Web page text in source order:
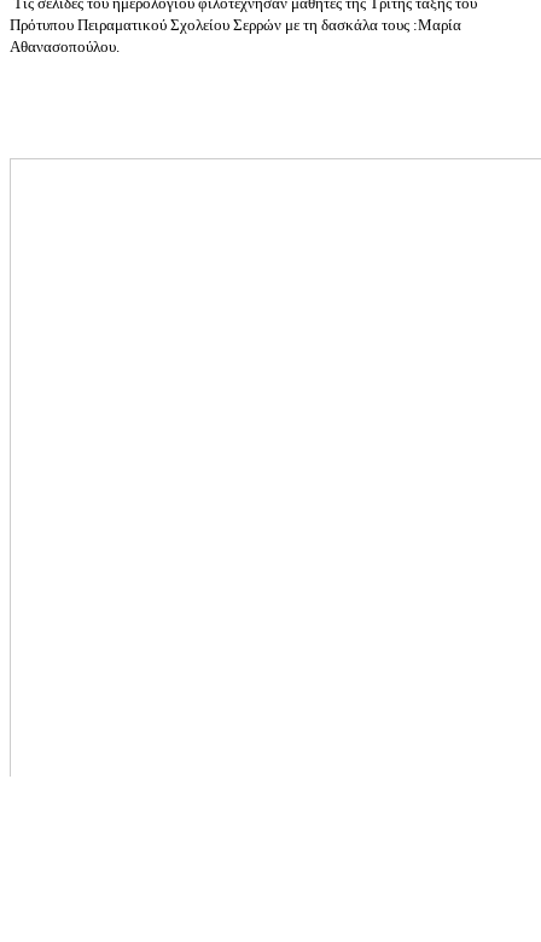
Πρότυπου Πειραματικού Σχολείου Σερρών με τη δασκάλα τους :Μαρία
Αθανασοπούλου.